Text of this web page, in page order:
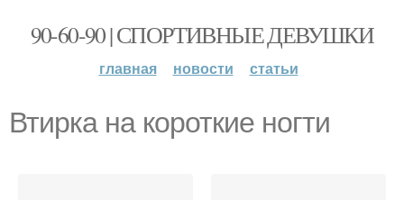
90-60-90 | СПОРТИВНЫЕ ДЕВУШКИ
главная новости статьи
Втирка на короткие ногти